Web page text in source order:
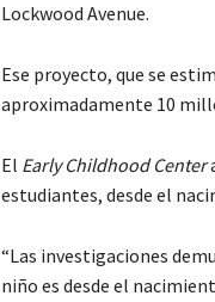
Lockwood Avenue.
Ese proyecto, que se
aproximadamente 10
El Early Childhood Center
estudiantes, desde el
“Las investigaciones
niño es desde el